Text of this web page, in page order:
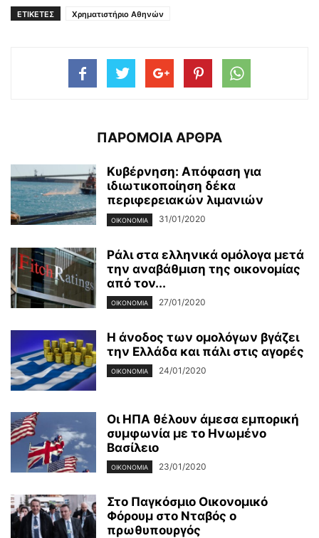
ΕΤΙΚΕΤΕΣ Χρηματιστήριο Αθηνών
ΠΑΡΟΜΟΙΑ ΑΡΘΡΑ
Κυβέρνηση: Απόφαση για
ιδιωτικοποίηση δέκα
περιφερειακών λιμανιών
ΟΙΚΟΝΟΜΊΑ 31/01/2020
Ράλι στα ελληνικά ομόλογα μετά
την αναβάθμιση της οικονομίας
από τον...
ΟΙΚΟΝΟΜΊΑ 27/01/2020
Η άνοδος των ομολόγων βγάζει
την Ελλάδα και πάλι στις αγορές
ΟΙΚΟΝΟΜΊΑ 24/01/2020
Οι ΗΠΑ θέλουν άμεσα εμπορική
συμφωνία με το Ηνωμένο
Βασίλειο
ΟΙΚΟΝΟΜΊΑ 23/01/2020
Στο Παγκόσμιο Οικονομικό
Φόρουμ στο Νταβός ο
πρωθυπουργός